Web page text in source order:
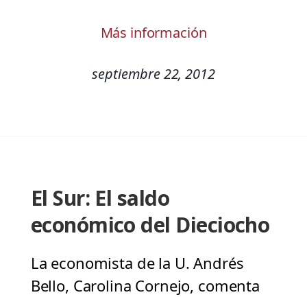
Más información
septiembre 22, 2012
El Sur: El saldo
económico del Dieciocho
La economista de la U. Andrés
Bello, Carolina Cornejo, comenta